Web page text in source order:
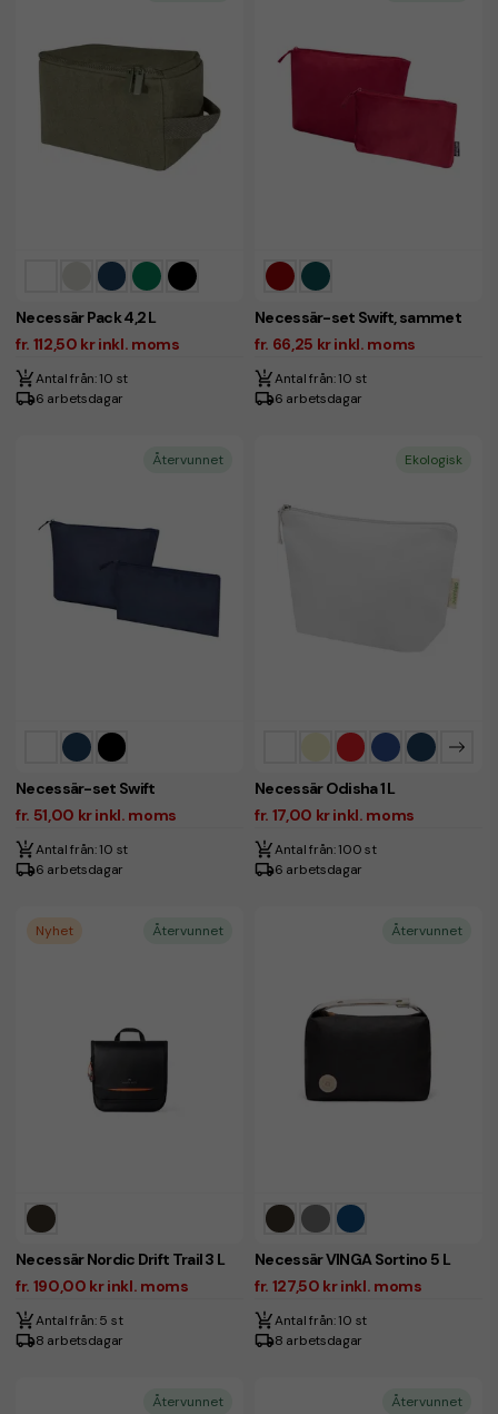
Necessär Pack 4,2 L
fr. 112,50 kr inkl. moms
Antal från: 10 st
6 arbetsdagar
Necessär-set Swift, sammet
fr. 66,25 kr inkl. moms
Antal från: 10 st
6 arbetsdagar
Återvunnet
Necessär-set Swift
fr. 51,00 kr inkl. moms
Antal från: 10 st
6 arbetsdagar
Ekologisk
Necessär Odisha 1 L
fr. 17,00 kr inkl. moms
Antal från: 100 st
6 arbetsdagar
Nyhet Återvunnet
Necessär Nordic Drift Trail 3 L
fr. 190,00 kr inkl. moms
Antal från: 5 st
8 arbetsdagar
Återvunnet
Necessär VINGA Sortino 5 L
fr. 127,50 kr inkl. moms
Antal från: 10 st
8 arbetsdagar
Återvunnet Återvunnet